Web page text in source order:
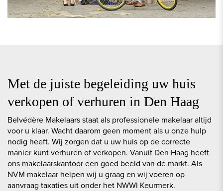
Met de juiste begeleiding uw huis
verkopen of verhuren in Den Haag
Belvédère Makelaars staat als professionele makelaar altijd
voor u klaar. Wacht daarom geen moment als u onze hulp
nodig heeft. Wij zorgen dat u uw huis op de correcte
manier kunt verhuren of verkopen. Vanuit Den Haag heeft
ons makelaarskantoor een goed beeld van de markt. Als
NVM makelaar helpen wij u graag en wij voeren op
aanvraag taxaties uit onder het NWWI Keurmerk.